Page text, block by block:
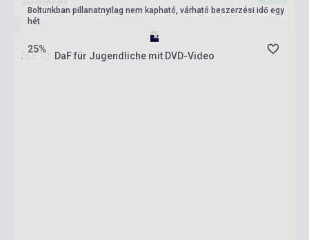
25%
Boltunkban pillanatnyilag nem kapható, várható beszerzési idő egy
hét
DLL 10: DaF für Jugendliche mit DVD-Video